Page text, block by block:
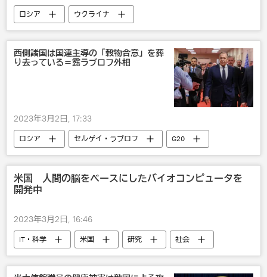
ロシア
ウクライナ
災害・事故・事件
テロ事件
西側諸国は国連主導の「穀物合意」を葬
り去っている＝露ラブロフ外相
2023年3月2日, 17:33
ロシア セルゲイ・ラブロフ
G20
インド
穀物合意 現状と今後の展開
米国 人間の脳をベースにしたバイオコンピュータを
開発中
2023年3月2日, 16:46
IT・科学 米国 研究 社会